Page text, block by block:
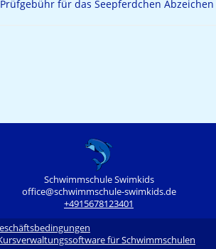
für das Seepferdchen
Schwimmschule Swimkids
office@schwimmschule-swimkids.de
+4915678123401
für Schwimmschulen.